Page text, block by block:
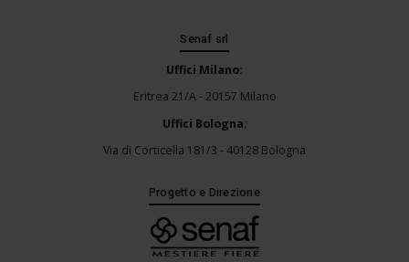
Senaf srl
Uffici Milano:
Eritrea 21/A - 20157 Milano
Uffici Bologna:
Via di Corticella 181/3 - 40128 Bologna
Progetto e Direzione